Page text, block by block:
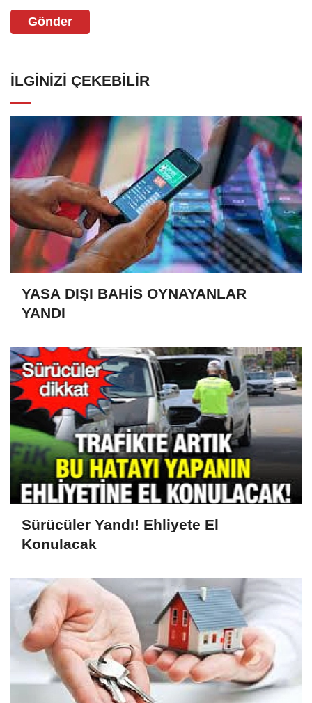
Gönder
İLGINIZI ÇEKEBILIR
YASA DIŞI BAHİS OYNAYANLAR
YANDI
Sürücüler Yandı! Ehliyete El
Konulacak